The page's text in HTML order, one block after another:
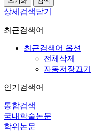
상세검색닫기
최근검색어
최근검색어 옵션
전체삭제
자동저장끄기
인기검색어
통합검색
국내학술논문
학위논문